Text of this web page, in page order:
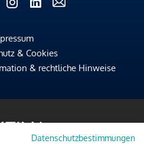
& Cookies
& rechtliche Hinweise
Datenschutzbestimmungen